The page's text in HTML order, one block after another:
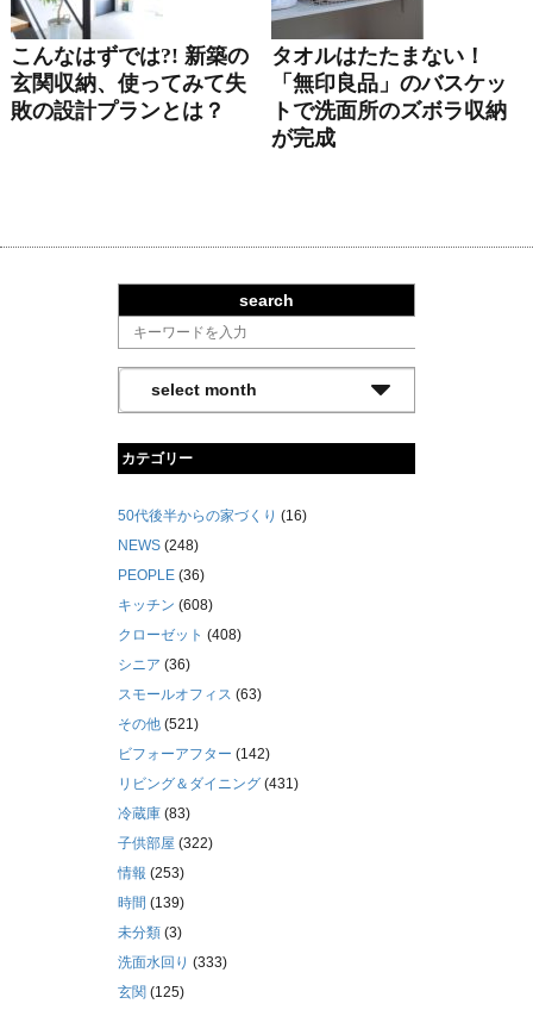
こんなはずでは?! 新築の
玄関収納、使ってみて失
敗の設計プランとは？
タオルはたたまない！
「無印良品」のバスケッ
トで洗面所のズボラ収納
が完成
search
カテゴリー
50代後半からの家づくり (16)
NEWS (248)
PEOPLE (36)
キッチン (608)
クローゼット (408)
シニア (36)
スモールオフィス (63)
その他 (521)
ビフォーアフター (142)
リビング＆ダイニング (431)
冷蔵庫 (83)
子供部屋 (322)
情報 (253)
時間 (139)
未分類 (3)
洗面水回り (333)
玄関 (125)